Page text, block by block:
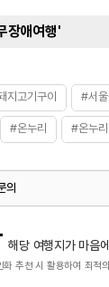
장애여행'
지고기구이 #서
#온누리 #온누리
의
해당 여행지가 마음
화 추천 시 활용하여 최적